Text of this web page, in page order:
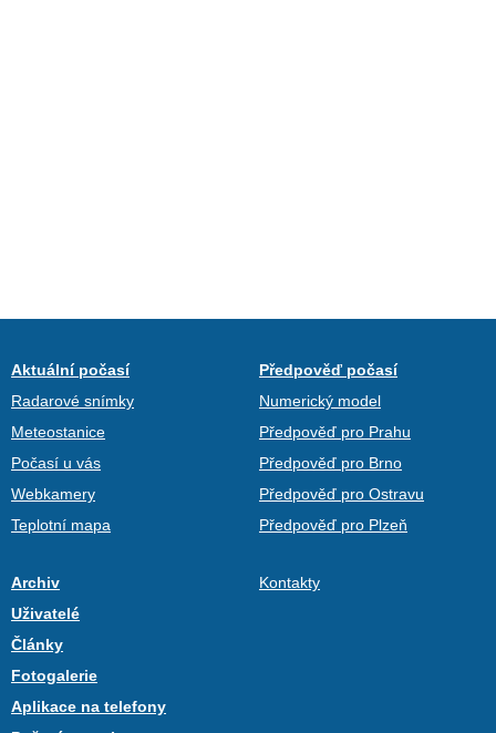
Aktuální počasí
Radarové snímky
Meteostanice
Počasí u vás
Webkamery
Teplotní mapa
Předpověď počasí
Numerický model
Předpověď pro Prahu
Předpověď pro Brno
Předpověď pro Ostravu
Předpověď pro Plzeň
Archiv
Uživatelé
Články
Fotogalerie
Aplikace na telefony
Kontakty